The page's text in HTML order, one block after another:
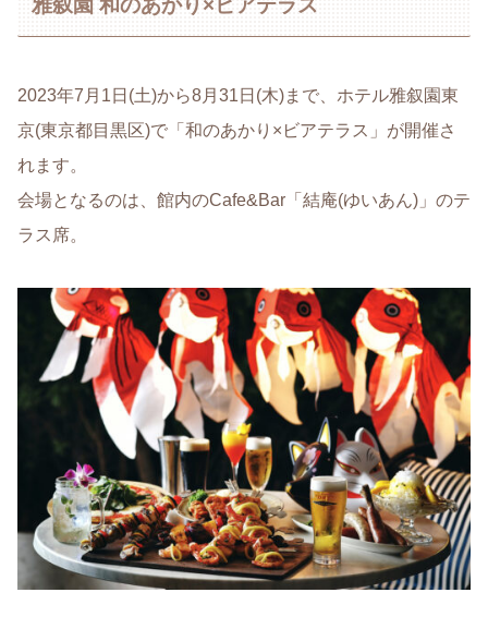
雅叙園 和のあかり×ビアテラス
2023年7月1日(土)から8月31日(木)まで、ホテル雅叙園東
京(東京都目黒区)で「和のあかり×ビアテラス」が開催さ
れます。
会場となるのは、館内のCafe&Bar「結庵(ゆいあん)」のテ
ラス席。